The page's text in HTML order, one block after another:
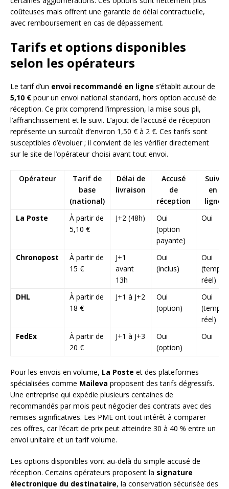
coûteuses mais offrent une garantie de délai contractuelle,
avec remboursement en cas de dépassement.
Tarifs et options disponibles
selon les opérateurs
Le tarif d’un envoi recommandé en ligne s’établit autour de
5,10 € pour un envoi national standard, hors option accusé de
réception. Ce prix comprend l’impression, la mise sous pli,
l’affranchissement et le suivi. L’ajout de l’accusé de réception
représente un surcoût d’environ 1,50 € à 2 €. Ces tarifs sont
susceptibles d’évoluer ; il convient de les vérifier directement
sur le site de l’opérateur choisi avant tout envoi.
Opérateur
Tarif de
base
(national)
Délai de
livraison
Accusé
de
réception
Suivi
en
ligne
La Poste
À partir de
5,10 €
J+2 (48h)
Oui
(option
payante)
Oui
Chronopost
À partir de
15 €
J+1
avant
13h
Oui
(inclus)
Oui
(temps
réel)
DHL
À partir de
18 €
J+1 à J+2
Oui
(option)
Oui
(temps
réel)
FedEx
À partir de
20 €
J+1 à J+3
Oui
(option)
Oui
Pour les envois en volume, La Poste et des plateformes
spécialisées comme Maileva proposent des tarifs dégressifs.
Une entreprise qui expédie plusieurs centaines de
recommandés par mois peut négocier des contrats avec des
remises significatives. Les PME ont tout intérêt à comparer
ces offres, car l’écart de prix peut atteindre 30 à 40 % entre un
envoi unitaire et un tarif volume.
Les options disponibles vont au-delà du simple accusé de
réception. Certains opérateurs proposent la signature
électronique du destinataire, la conservation sécurisée des